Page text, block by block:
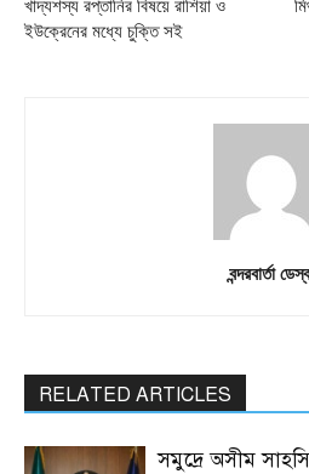
খাদ্যশস্য রপ্তানির বিষয়ে রাশিয়া ও
ইউক্রেনের মধ্যে চুক্তি সই
বন্দরবার্তা
RELATED ARTICLES
সমুদ্রে অসীম